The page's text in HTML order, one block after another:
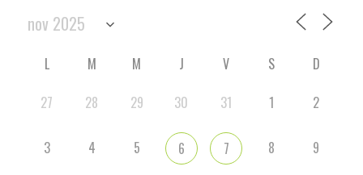
L M M J V S
D
27
28 29 30 31 1 2
3 4 5 6 7 8 9